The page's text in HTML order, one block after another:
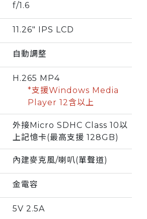
f/1.6
11.26" IPS LCD
自動調整
H.265 MP4
*支援Windows Media
Player 12含以上
外接Micro SDHC Class 10以
上記憶卡(最高支援 128GB)
內建麥克風/喇叭(單聲道)
金電容
5V 2.5A